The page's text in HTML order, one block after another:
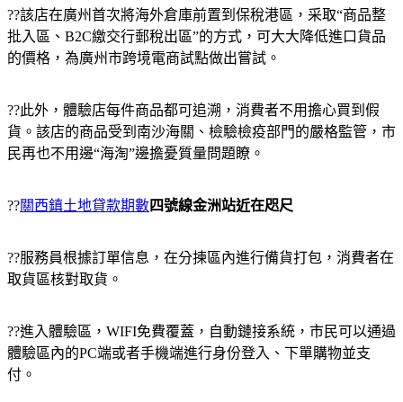
??該店在廣州首次將海外倉庫前置到保稅港區，采取“商品整
批入區、B2C繳交行郵稅出區”的方式，可大大降低進口貨品
的價格，為廣州市跨境電商試點做出嘗試。
??此外，體驗店每件商品都可追溯，消費者不用擔心買到假
貨。該店的商品受到南沙海關、檢驗檢疫部門的嚴格監管，市
民再也不用邊“海淘”邊擔憂質量問題瞭。
??關西鎮土地貸款期數四號線金洲站近在咫尺
??服務員根據訂單信息，在分揀區內進行備貨打包，消費者在
取貨區核對取貨。
??進入體驗區，WIFI免費覆蓋，自動鏈接系統，市民可以通過
體驗區內的PC端或者手機端進行身份登入、下單購物並支
付。